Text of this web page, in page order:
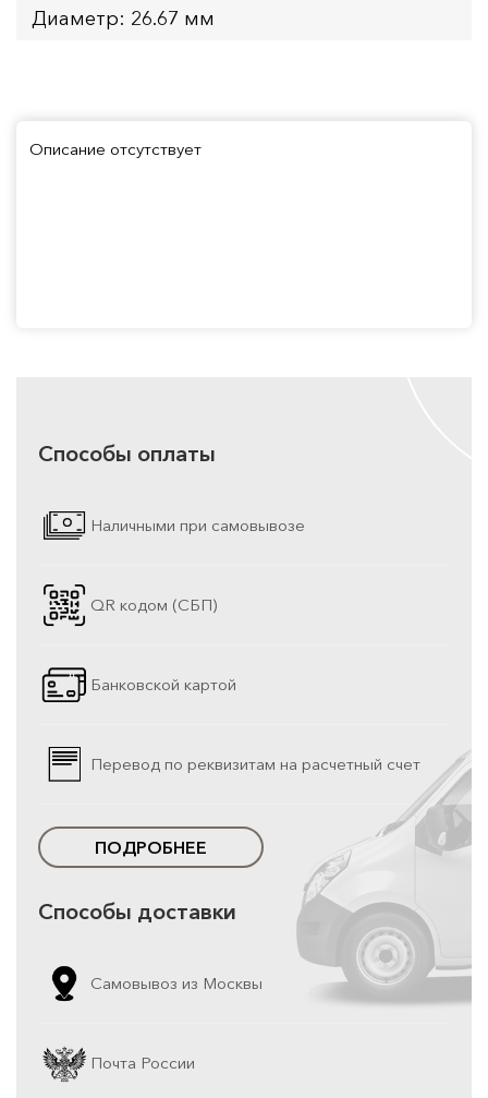
Диаметр: 26.67 мм
Описание отсутствует
Способы оплаты
Наличными при самовывозе
QR кодом (СБП)
Банковской картой
Перевод по реквизитам на расчетный счет
ПОДРОБНЕЕ
Способы доставки
Самовывоз из Москвы
Почта России